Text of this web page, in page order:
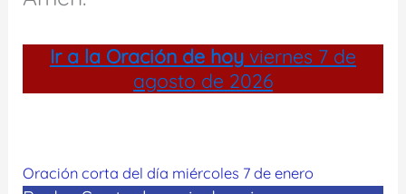
Ir a la Oración de hoy viernes 7 de
agosto de 2026
Oración corta del día miércoles 7 de enero